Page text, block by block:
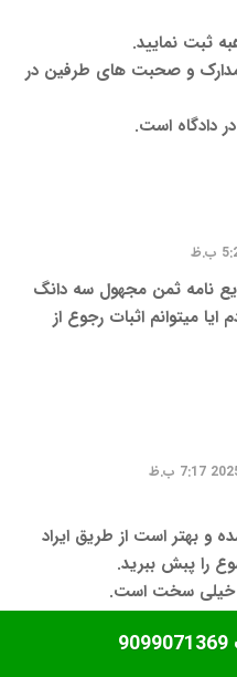
ثبت نمایید.
و صحبت های طرفین در
دادگاه است.
نامه ثمن مجهول سه دانگ
ایا میتوانم اثبات رجوع از
و بهتر است از طریق ایراد
را پبش ببرید.
خیلی سخت است.